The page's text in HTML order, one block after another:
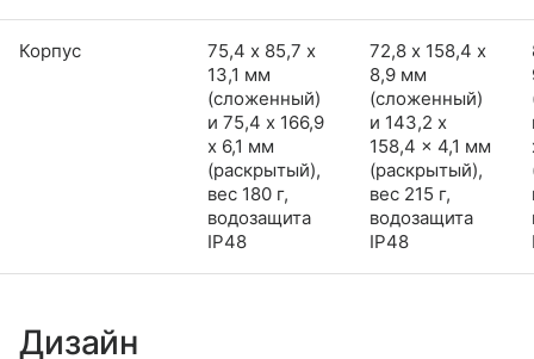
Корпус
75,4 х 85,7 х
13,1 мм
(сложенный)
и 75,4 x 166,9
x 6,1 мм
(раскрытый),
вес 180 г,
водозащита
IP48
72,8 х 158,4 х
8,9 мм
(сложенный)
и 143,2 x
158,4 x 4,1 мм
(раскрытый),
вес 215 г,
водозащита
IP48
Дизайн